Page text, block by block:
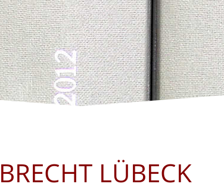
LÜBECK